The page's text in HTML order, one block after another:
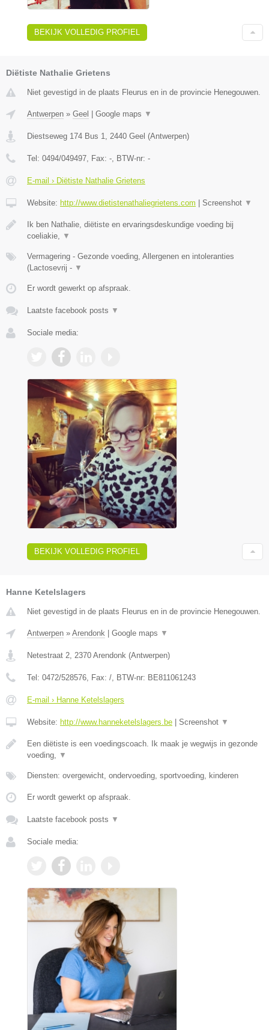
BEKIJK VOLLEDIG PROFIEL
Diëtiste Nathalie Grietens
Niet gevestigd in de plaats Fleurus en in de provincie Henegouwen.
Antwerpen » Geel Google maps ▼
Diestseweg 174 Bus 1, 2440 Geel (Antwerpen)
Tel: 0494/049497, Fax: -, BTW-nr: -
E-mail › Diëtiste Nathalie Grietens
Website: http://www.dietistenathaliegrietens.com Screenshot ▼
Ik ben Nathalie, diëtiste en ervaringsdeskundige voeding bij
coeliakie, ▼
Vermagering - Gezonde voeding, Allergenen en intoleranties
(Lactosevrij - ▼
Er wordt gewerkt op afspraak.
Laatste facebook posts ▼
Sociale media:
BEKIJK VOLLEDIG PROFIEL
Hanne Ketelslagers
Niet gevestigd in de plaats Fleurus en in de provincie Henegouwen.
Antwerpen » Arendonk Google maps ▼
Netestraat 2, 2370 Arendonk (Antwerpen)
Tel: 0472/528576, Fax: /, BTW-nr: BE811061243
E-mail › Hanne Ketelslagers
Website: http://www.hanneketelslagers.be Screenshot ▼
Een diëtiste is een voedingscoach. Ik maak je wegwijs in gezonde
voeding, ▼
Diensten: overgewicht, ondervoeding, sportvoeding, kinderen
Er wordt gewerkt op afspraak.
Laatste facebook posts ▼
Sociale media: